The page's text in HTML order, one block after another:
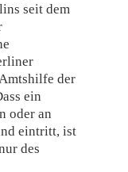
seit dem
der
ein
oder an
eintritt, ist
des